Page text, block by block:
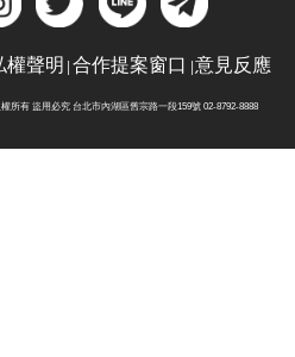
權聲明 合作提案窗口 意見反應
所有 盜用必究 台北市內湖區舊宗路一段159號 02-8792-8888